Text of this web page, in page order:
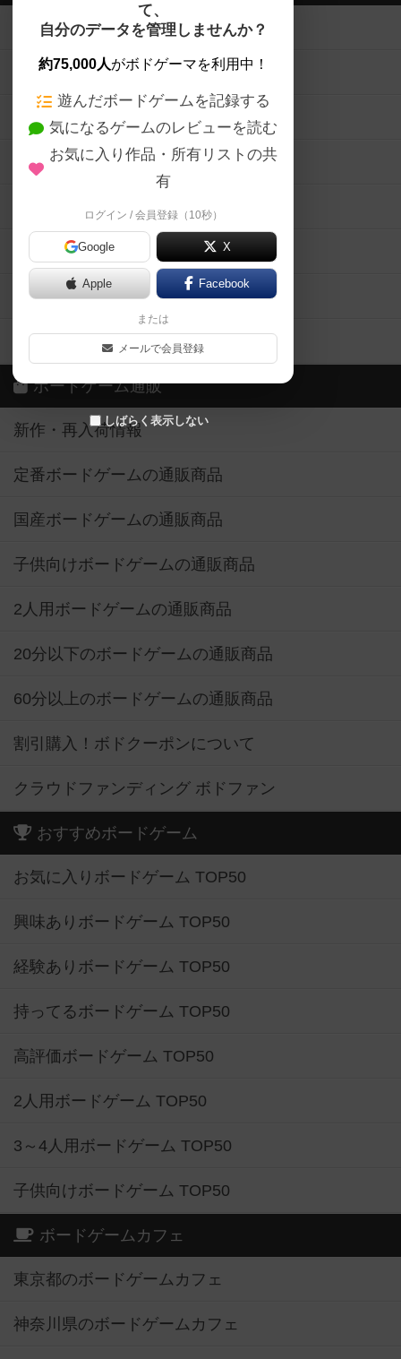
て、
自分のデータを管理しませんか？
約75,000人がボドゲーマを利用中！
遊んだボードゲームを記録する
気になるゲームのレビューを読む
お気に入り作品・所有リストの共
有
ログイン / 会員登録（10秒）
Google X
Apple Facebook
または
メールで会員登録
しばらく表示しない
ボードゲームを検索する
ボードゲームの新着レビュー
ボードゲーム会情報
メカニクス特集
掲示板・トピックス
ボドとも・会員一覧
ボードゲーム業界コラム
ボドゲーマご利用案内
ボードゲーム通販
新作・再入荷情報
定番ボードゲームの通販商品
国産ボードゲームの通販商品
子供向けボードゲームの通販商品
2人用ボードゲームの通販商品
20分以下のボードゲームの通販商品
60分以上のボードゲームの通販商品
割引購入！ボドクーポンについて
クラウドファンディング ボドファン
おすすめボードゲーム
お気に入りボードゲーム TOP50
興味ありボードゲーム TOP50
経験ありボードゲーム TOP50
持ってるボードゲーム TOP50
高評価ボードゲーム TOP50
2人用ボードゲーム TOP50
3～4人用ボードゲーム TOP50
子供向けボードゲーム TOP50
ボードゲームカフェ
東京都のボードゲームカフェ
神奈川県のボードゲームカフェ